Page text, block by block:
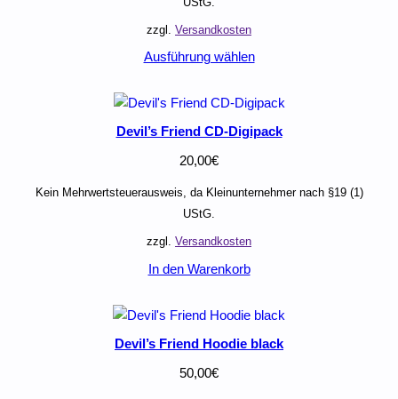
zzgl. Versandkosten
Ausführung wählen
Devil’s Friend CD-Digipack
20,00€
Kein Mehrwertsteuerausweis, da Kleinunternehmer nach §19 (1)
UStG.
zzgl. Versandkosten
In den Warenkorb
Devil’s Friend Hoodie black
50,00€